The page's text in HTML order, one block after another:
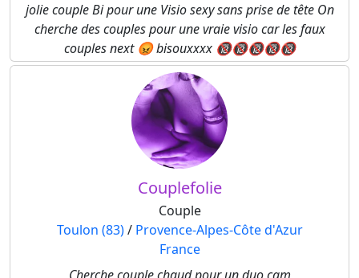
jolie couple Bi pour une Visio sexy sans prise de tête On
cherche des couples pour une vraie visio car les faux
couples next 😡 bisouxxxx 🔞🔞🔞🔞🔞
Couplefolie
Couple
Toulon (83)/ Provence-Alpes-Côte d'Azur
France